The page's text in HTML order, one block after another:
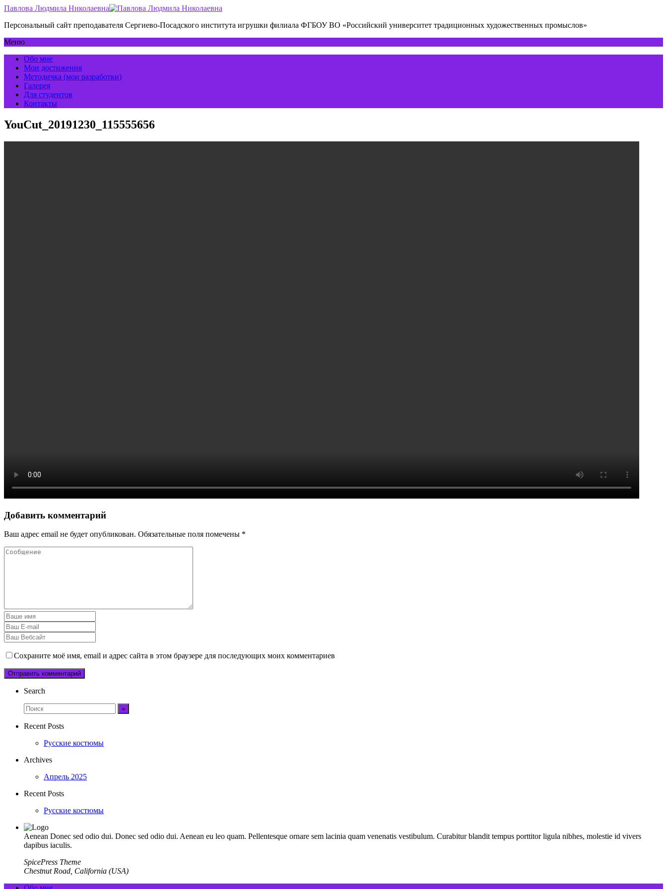
Павлова Людмила Николаевна
Персональный сайт преподавателя Сергиево-Посадского института игрушки филиала ФГБОУ ВО «Российский университет традиционных художественных промыслов»
Меню
Обо мне
Мои достижения
Методичка (мои разработки)
Галерея
Для студентов
Контакты
YouCut_20191230_115555656
Добавить комментарий
Ваш адрес email не будет опубликован. Обязательные поля помечены *
Сохраните моё имя, email и адрес сайта в этом браузере для последующих моих комментариев
Search
Recent Posts
Русские костюмы
Archives
Апрель 2025
Recent Posts
Русские костюмы
Aenean Donec sed odio dui. Donec sed odio dui. Aenean eu leo quam. Pellentesque ornare sem lacinia quam venenatis vestibulum. Curabitur blandit tempus porttitor ligula nibhes, molestie id vivers
dapibus iaculis.
SpicePress Theme
Chestnut Road, California (USA)